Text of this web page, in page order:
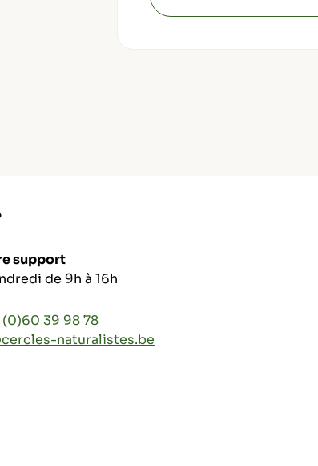
support
de 9h à 16h
(0)60 39 98 78
naturalistes.be